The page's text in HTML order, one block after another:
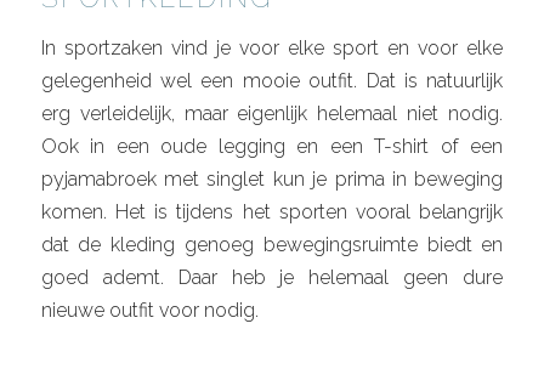
In sportzaken vind je voor elke sport en voor elke
gelegenheid wel een mooie outfit. Dat is natuurlijk
erg verleidelijk, maar eigenlijk helemaal niet nodig.
Ook in een oude legging en een T-shirt of een
pyjamabroek met singlet kun je prima in beweging
komen. Het is tijdens het sporten vooral belangrijk
dat de kleding genoeg bewegingsruimte biedt en
goed ademt. Daar heb je helemaal geen dure
nieuwe outfit voor nodig.